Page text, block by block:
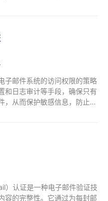
子邮件系统的访问权限的策略
和日志审计等手段，确保只有
，从而保护敏感信息，防止数
）认证是一种电子邮件验证技
容的完整性。它通过为每封邮